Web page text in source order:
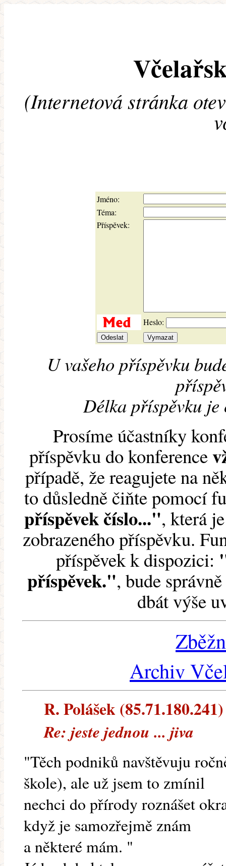
(Internetová stránka
Jméno:
Téma:
Příspěvek:
Heslo:
U vašeho příspěvku
Délka příspěvku je
Prosíme účastníky
příspěvku do konference
případě, že reagujete na
to důsledně čiňte pomocí
příspěvek číslo...", která
zobrazeného příspěvku.
příspěvek k dispozici:
příspěvek.", bude
dbát výše
Archiv
R. Polášek
Re: jeste jednou ... jiva
"Těch podniků navštěvuju
škole), ale už jsem to zmínil
nechci do přírody roznášet
když je samozřejmě znám
a některé mám. "